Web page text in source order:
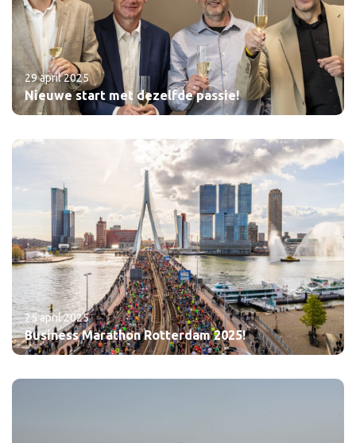
29 april 2025
Nieuwe start met dezelfde passie!
25 april 2025
Business Marathon Rotterdam 2025!